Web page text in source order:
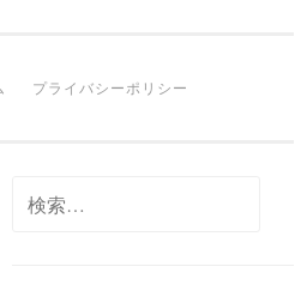
プライバシーポリシー